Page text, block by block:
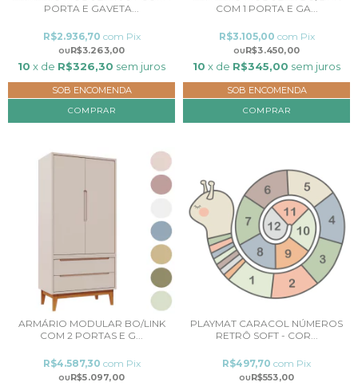
PORTA E GAVETA...
R$3.263,00
R$2.936,70 com Pix
10 x de R$326,30 sem juros
SOB ENCOMENDA
COMPRAR
COM 1 PORTA E GA...
R$3.450,00
R$3.105,00 com Pix
10 x de R$345,00 sem juros
SOB ENCOMENDA
COMPRAR
ARMÁRIO MODULAR BO/LINK
COM 2 PORTAS E G...
R$5.097,00
R$4.587,30 com Pix
PLAYMAT CARACOL NÚMEROS
RETRÔ SOFT - COR...
R$553,00
R$497,70 com Pix